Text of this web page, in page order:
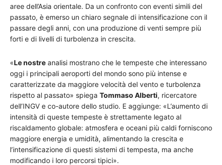
aree dell’Asia orientale. Da un confronto con eventi simili del
passato, è emerso un chiaro segnale di intensificazione con il
passare degli anni, con una produzione di venti sempre più
forti e di livelli di turbolenza in crescita.
«Le nostre analisi mostrano che le tempeste che interessano
oggi i principali aeroporti del mondo sono più intense e
caratterizzate da maggiore velocità del vento e turbolenza
rispetto al passato» spiega Tommaso Alberti, ricercatore
dell’INGV e co-autore dello studio. E aggiunge: «L’aumento di
intensità di queste tempeste è strettamente legato al
riscaldamento globale: atmosfera e oceani più caldi forniscono
maggiore energia e umidità, alimentando la crescita e
l’intensificazione di questi sistemi di tempesta, ma anche
modificando i loro percorsi tipici».